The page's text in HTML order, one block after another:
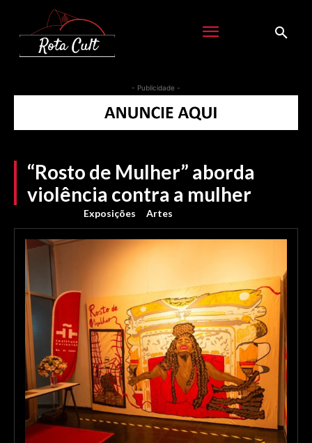
- Publicidade -
“Rosto de Mulher” aborda
violência contra a mulher
Exposições Artes